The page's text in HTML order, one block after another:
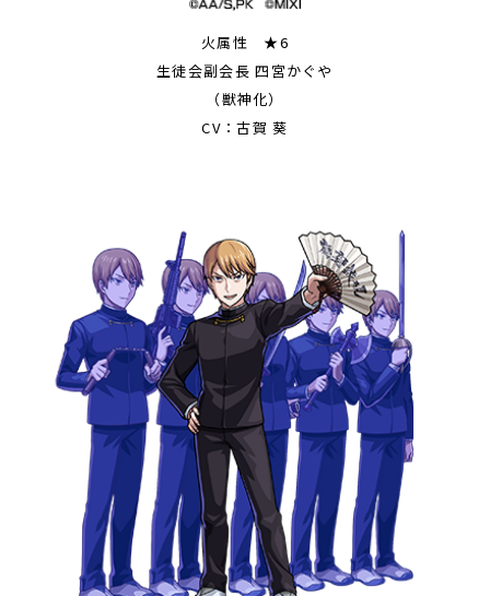
火属性 ★6
生徒会副会長 四宮かぐや
（獣神化）
CV：古賀 葵